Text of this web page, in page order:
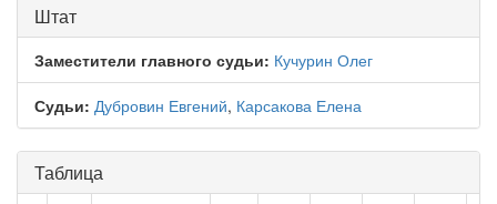
Штат
Заместители главного судьи: Кучурин Олег
Судьи: Дубровин Евгений, Карсакова Елена
Таблица